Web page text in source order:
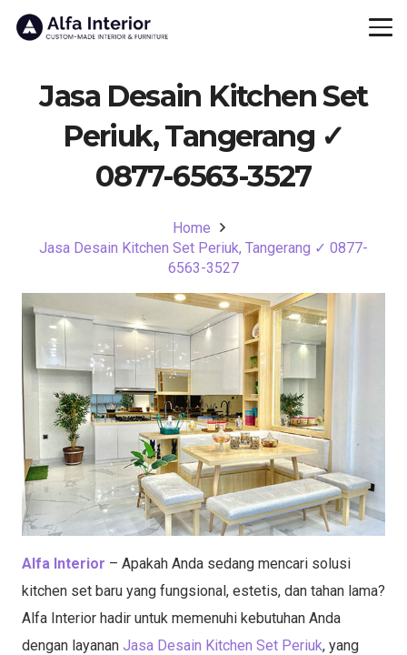
Jasa Desain Kitchen Set
Periuk, Tangerang ✓
0877-6563-3527
Home
Jasa Desain Kitchen Set Periuk, Tangerang ✓ 0877-
6563-3527
Alfa Interior – Apakah Anda sedang mencari solusi
kitchen set baru yang fungsional, estetis, dan tahan lama?
Alfa Interior hadir untuk memenuhi kebutuhan Anda
dengan layanan Jasa Desain Kitchen Set Periuk, yang